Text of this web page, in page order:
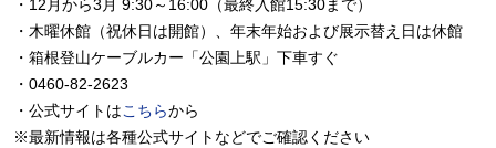
・12月から3月 9:30～16:00（最終入館15:30まで）
・木曜休館（祝休日は開館）、年末年始および展示替え日は休館
・箱根登山ケーブルカー「公園上駅」下車すぐ
・0460-82-2623
・公式サイトはこちらから
※最新情報は各種公式サイトなどでご確認ください